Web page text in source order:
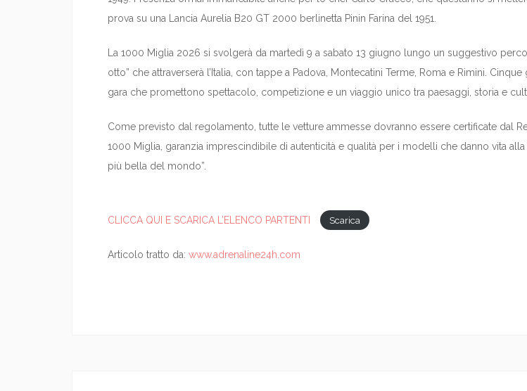
prova su una Lancia Aurelia B20 GT 2000 berlinetta Pinin Farina del 1951.
La 1000 Miglia 2026 si svolgerà da martedì 9 a sabato 13 giugno lungo un suggestivo
otto” che attraverserà l’Italia, con tappe a Padova, Montecatini Terme, Roma e Rimini. Cinque
gara che promettono spettacolo, competizione e un viaggio unico tra paesaggi, storia e
Come previsto dal regolamento, tutte le vetture ammesse dovranno essere certificate dal
1000 Miglia, garanzia imprescindibile di autenticità e qualità per i modelli che danno vita alla
più bella del mondo”.
CLICCA QUI E SCARICA L’ELENCO PARTENTI Scarica
Articolo tratto da: www.adrenaline24h.com